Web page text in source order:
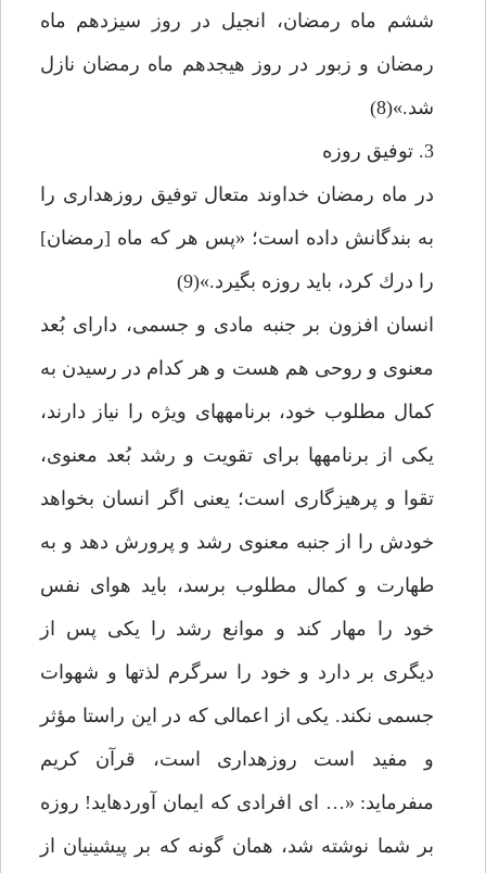
ششم ماه رمضان، انجيل در روز سيزدهم ماه
رمضان و زبور در روز هيجدهم ماه رمضان نازل
شد.»(8)
3. توفيق روزه‏
در ماه رمضان خداوند متعال توفيق روزه‏دارى را
به بندگانش داده است؛ «پس هر كه ماه [رمضان‏]
را درك كرد، بايد روزه بگيرد.»(9)
انسان افزون بر جنبه مادى و جسمى، داراى بُعد
معنوى و روحى هم هست و هر كدام در رسيدن به
كمال مطلوب خود، برنامه‏هاى ويژه را نياز دارند،
يكى از برنامه‏ها براى تقويت و رشد بُعد معنوى،
تقوا و پرهيزگارى است؛ يعنى اگر انسان بخواهد
خودش را از جنبه معنوى رشد و پرورش دهد و به
طهارت و كمال مطلوب برسد، بايد هواى نفس
خود را مهار كند و موانع رشد را يكى پس از
ديگرى بر دارد و خود را سرگرم لذت‏ها و شهوات
جسمى نكند. يكى از اعمالى كه در اين راستا مؤثر
و مفيد است روزه‏دارى است، قرآن كريم
مى‏فرمايد: «… اى افرادى كه ايمان آورده‏ايد! روزه
بر شما نوشته شد، همان گونه كه بر پيشينيان از